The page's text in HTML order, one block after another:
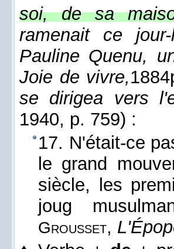
soi, de sa
ramenait ce
Pauline Quenu,
Joie de vivre,1884
se dirigea vers
1940, p. 759) :
17. N'était-ce
le grand
siècle, les
joug
Grousset,